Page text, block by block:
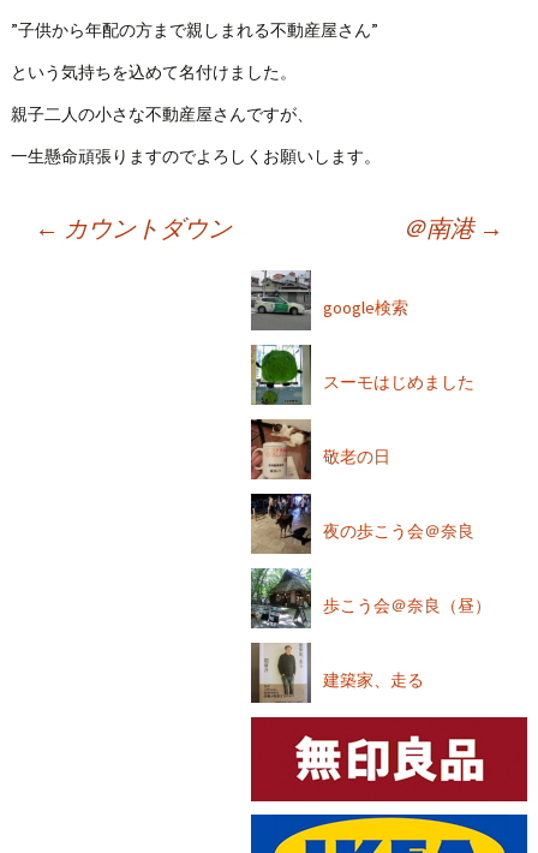
”子供から年配の方まで親しまれる不動産屋さん”
という気持ちを込めて名付けました。
親子二人の小さな不動産屋さんですが、
一生懸命頑張りますのでよろしくお願いします。
投
← カウントダウン ＠南港 →
google検索
スーモはじめました
敬老の日
夜の歩こう会＠奈良
歩こう会＠奈良（昼）
建築家、走る